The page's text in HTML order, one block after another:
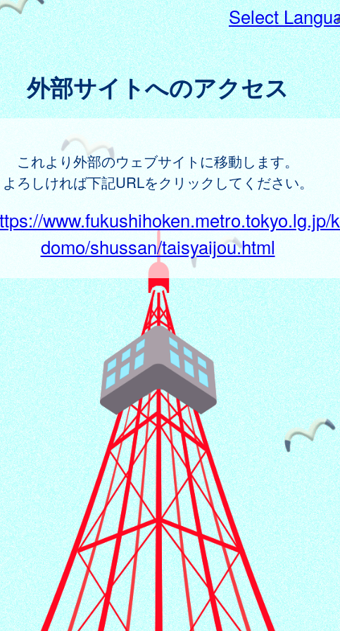
Select
外部サイトへのアクセス
これより外部のウェブサイトに移動します。
よろしければ下記URLをクリックしてください。
www.fukushihoken.metro.tokyo.lg.jp/
domo/shussan/taisyaijou.html